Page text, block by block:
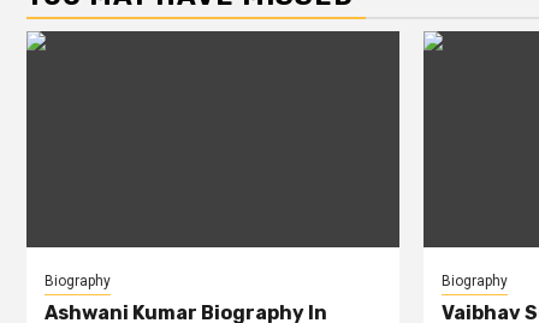
Biography
Ashwani Kumar Biography In
Biography
Vaibhav